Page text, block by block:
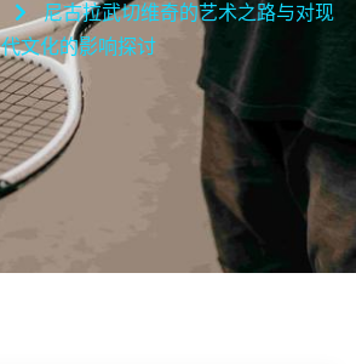
尼古拉武切维奇的艺术之路与对现
代文化的影响探讨